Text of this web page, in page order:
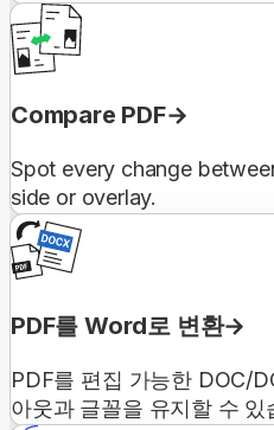
Compare PDF
Spot every change
side or overlay.
PDF를 Word로 변환
PDF를 편집 가능한 DOC/
아웃과 글꼴을 유지할 수 있